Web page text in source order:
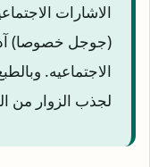
الاشارات
(جوجل خصوصا)
الاجتماعيه.
لجذب الزوار من